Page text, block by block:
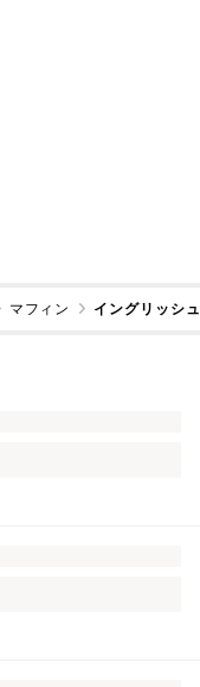
マフィン イングリッシ